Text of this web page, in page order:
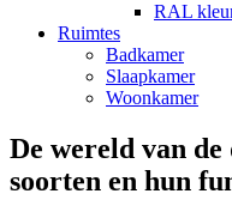
RAL
Ruimtes
Badkamer
Slaapkamer
Woonkamer
De wereld van
soorten en hun